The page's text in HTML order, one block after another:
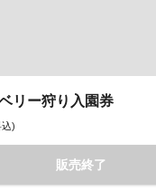
リー狩り入園券
)
販売終了